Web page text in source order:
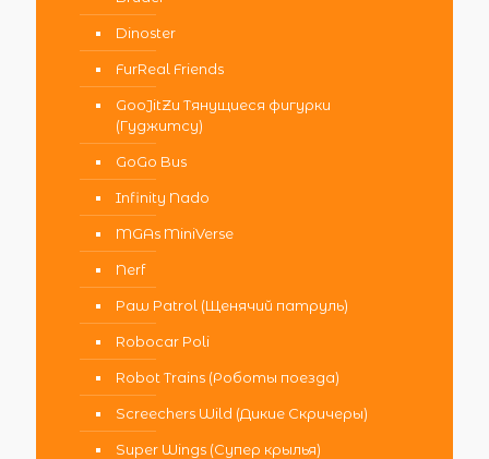
Dinoster
FurReal Friends
GooJitZu Тянущиеся фигурки
(Гуджитсу)
GoGo Bus
Infinity Nado
MGAs MiniVerse
Nerf
Paw Patrol (Щенячий патруль)
Robocar Poli
Robot Trains (Роботы поезда)
Screechers Wild (Дикие Скричеры)
Super Wings (Супер крылья)